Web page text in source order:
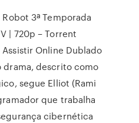
Robot 3ª Temporada
| 720p – Torrent
Online Dublado
descrito como
segue Elliot (Rami
que trabalha
cibernética